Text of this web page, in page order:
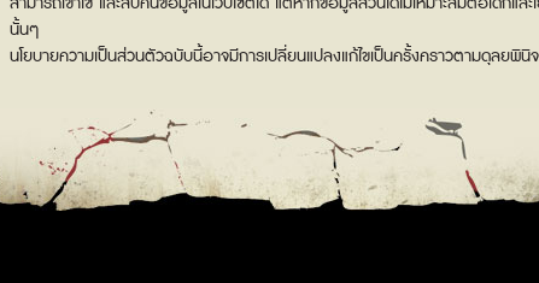
นั้นๆ
นโยบายความเป็นส่วนตัวฉบับนี้อาจมีการเปลี่ยนแปลงแก้ไขเป็นครั้งคราวตามดุลยพินิจ